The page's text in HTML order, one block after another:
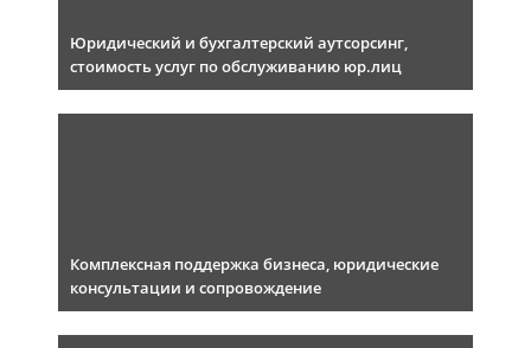
Юридический и бухгалтерский аутсорсинг,
стоимость услуг по обслуживанию юр.лиц
Комплексная поддержка бизнеса, юридические
консультации и сопровождение